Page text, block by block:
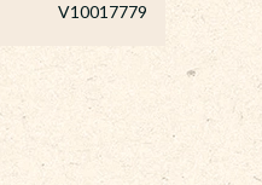
V10017779